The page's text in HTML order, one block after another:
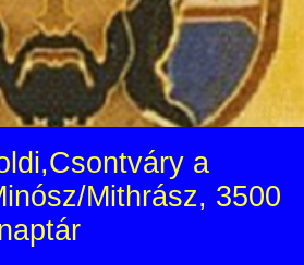
a
Mithrász, 3500